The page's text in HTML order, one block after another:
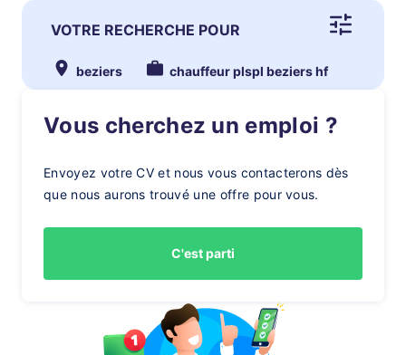
VOTRE RECHERCHE POUR
beziers chauffeur plspl beziers hf
Vous cherchez un emploi ?
Envoyez votre CV et nous vous contacterons dès
que nous aurons trouvé une offre pour vous.
C'est parti